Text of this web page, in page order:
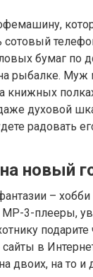
бумаг по
рыбалке. Муж
книжных
духовой
радовать
новый
–
3-плееры,
подарите
в
двоих, на то и